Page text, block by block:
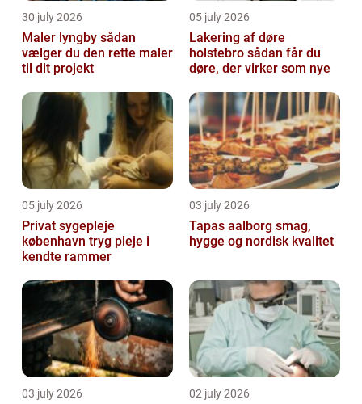
30 july 2026
Maler lyngby sådan
vælger du den rette maler
til dit projekt
05 july 2026
Lakering af døre
holstebro sådan får du
døre, der virker som nye
05 july 2026
Privat sygepleje
københavn tryg pleje i
kendte rammer
03 july 2026
Tapas aalborg smag,
hygge og nordisk kvalitet
03 july 2026 02 july 2026